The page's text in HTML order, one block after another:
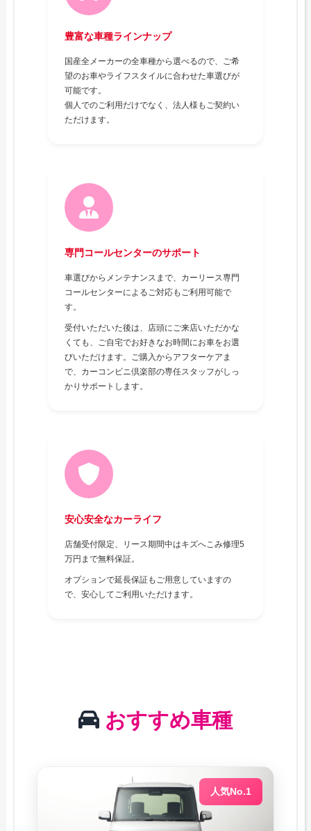
豊富な車種ラインナップ
国産全メーカーの全車種から選べるので、ご希
望のお車やライフスタイルに合わせた車選びが
可能です。
個人でのご利用だけでなく、法人様もご契約い
ただけます。
専門コールセンターのサポート
車選びからメンテナンスまで、カーリース専門
コールセンターによるご対応もご利用可能で
す。
受付いただいた後は、店頭にご来店いただかな
くても、ご自宅でお好きなお時間にお車をお選
びいただけます。ご購入からアフターケアま
で、カーコンビニ倶楽部の専任スタッフがしっ
かりサポートします。
安心安全なカーライフ
店舗受付限定、リース期間中はキズへこみ修理5
万円まで無料保証。
オプションで延長保証もご用意していますの
で、安心してご利用いただけます。
おすすめ車種
人気No.1